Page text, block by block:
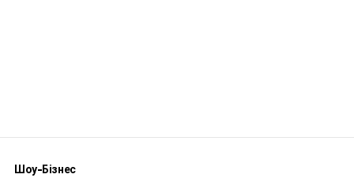
Шоу-Бізнес